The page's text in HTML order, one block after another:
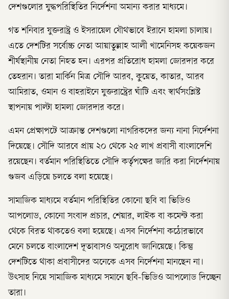
দেশগুলোর যুদ্ধপরিস্থিতির নির্দেশনা অমান্য করার মাধ্যমে।
গত শনিবার যুক্তরাষ্ট্র ও ইসরায়েল যৌথভাবে ইরানে হামলা চালায়।
এতে দেশটির সর্বোচ্চ নেতা আয়াতুল্লাহ আলী খামেনিসহ কয়েকজন
শীর্ষস্থানীয় নেতা নিহত হন। এরপর প্রতিরোধ হামলা জোরদার করে
তেহরান। তারা মার্কিন মিত্র সৌদি আরব, কুয়েত, কাতার, আরব
আমিরাত, ওমান ও বাহরাইনে যুক্তরাষ্ট্রের ঘাঁটি এবং স্বার্থসংশ্লিষ্ট
স্থাপনায় পাল্টা হামলা জোরদার করে।
এমন প্রেক্ষাপটে আক্রান্ত দেশগুলো নাগরিকদের জন্য নানা নির্দেশনা
দিয়েছে। সৌদি আরবে প্রায় ২০ থেকে ২৫ লাখ প্রবাসী বাংলাদেশি
রয়েছেন। বর্তমান পরিস্থিতিতে সৌদি কর্তৃপক্ষের জারি করা নির্দেশনায়
গুজব এড়িয়ে চলতে বলা হয়েছে।
সামাজিক মাধ্যমে বর্তমান পরিস্থিতির কোনো ছবি বা ভিডিও
আপলোড, কোনো সংবাদ প্রচার, শেয়ার, লাইক বা কমেন্ট করা
থেকে বিরত থাকতেও বলা হয়েছে। এসব নির্দেশনা কঠোরভাবে
মেনে চলতে বাংলাদেশ দূতাবাসও অনুরোধ জানিয়েছে। কিন্তু
দেশটিতে থাকা প্রবাসীদের অনেকে এসব নির্দেশনা মানছেন না।
উৎসাহ নিয়ে সামাজিক মাধ্যমে সমানে ছবি-ভিডিও আপলোড দিচ্ছেন
তারা।